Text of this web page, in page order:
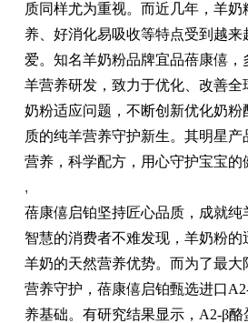
质同样尤为重视。而近几年，羊
养、好消化易吸收等特点受到越来
爱。知名羊奶粉品牌宜品蓓康僖
羊营养研发，致力于优化、改善全
奶粉适应问题，不断创新优化奶粉
质的纯羊营养守护新生。其明星
营养，科学配方，用心守护宝宝的
,
蓓康僖启铂坚持匠心品质，成就纯
智慧的消费者不难发现，羊奶粉
羊奶的天然营养优势。而为了最大
营养守护，蓓康僖启铂甄选进口
养基础。有研究结果显示，A2-β